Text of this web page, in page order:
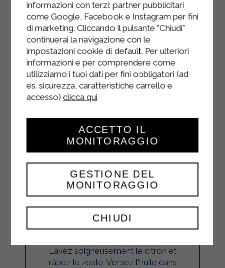
GNOCCHIS AU
YAOURT ET ZESTE
DE CITRON
ENTRÉES
Lavez soigneusement le citron et
râpez le zeste. Versez l'huile dans
informazioni con terzi: partner pubblicitari
come Google, Facebook e Instagram per fini
di marketing. Cliccando il pulsante "Chiudi"
continuerai la navigazione con le
impostazioni cookie di default. Per ulteriori
informazioni e per comprendere come
utilizziamo i tuoi dati per fini obbligatori (ad
es. sicurezza, caratteristiche carrello e
accesso) clicca qui
CHIUDI
GESTIONE DEL
MONITORAGGIO
ACCETTO IL
MONITORAGGIO